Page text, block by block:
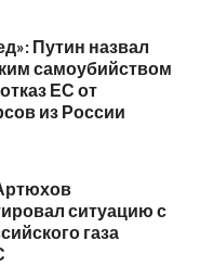
Путин назвал
самоубийством
ЕС от
из России
ситуацию с
газа